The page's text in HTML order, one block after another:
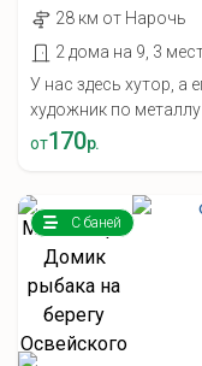
28 км от Нарочь
2 дома на 9, 3
У нас здесь хутор, а
художник по
от170р.
С баней